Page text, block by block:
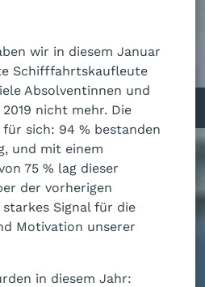
wir in diesem Januar
Schifffahrtskaufleute
Absolventinnen und
nicht mehr. Die
sich: 94 % bestanden
und mit einem
75 % lag dieser
der vorherigen
Signal für die
Motivation unserer
in diesem Jahr: